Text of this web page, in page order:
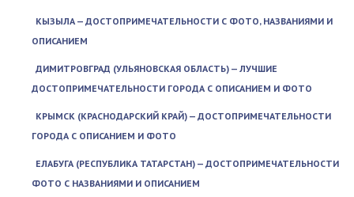
КЫЗЫЛА — ДОСТОПРИМЕЧАТЕЛЬНОСТИ С ФОТО, НАЗВАНИЯМИ И
ОПИСАНИЕМ
ДИМИТРОВГРАД (УЛЬЯНОВСКАЯ ОБЛАСТЬ) — ЛУЧШИЕ
ДОСТОПРИМЕЧАТЕЛЬНОСТИ ГОРОДА С ОПИСАНИЕМ И ФОТО
КРЫМСК (КРАСНОДАРСКИЙ КРАЙ) — ДОСТОПРИМЕЧАТЕЛЬНОСТИ
ГОРОДА С ОПИСАНИЕМ И ФОТО
ЕЛАБУГА (РЕСПУБЛИКА ТАТАРСТАН) — ДОСТОПРИМЕЧАТЕЛЬНОСТИ
ФОТО С НАЗВАНИЯМИ И ОПИСАНИЕМ